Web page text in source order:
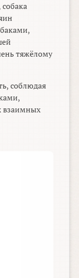
тяжёлому
соблюдая
взаимных